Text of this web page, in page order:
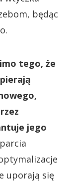
będąc
tego, że
jego
uporają się